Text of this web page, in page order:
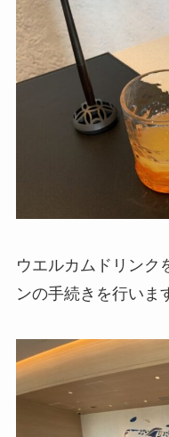
ウエルカムドリンク
ンの手続きを行いま